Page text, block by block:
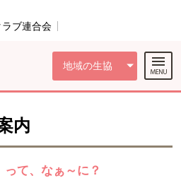
ブ連合会
地域の生協
ーです。
ップする
で。
内
て、なぁ～に？